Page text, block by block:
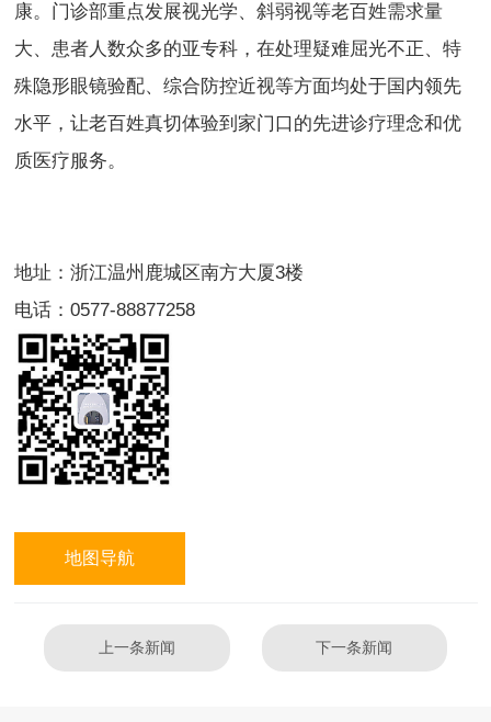
康。门诊部重点发展视光学、斜弱视等老百姓需求量
大、患者人数众多的亚专科，在处理疑难屈光不正、特
殊隐形眼镜验配、综合防控近视等方面均处于国内领先
水平，让老百姓真切体验到家门口的先进诊疗理念和优
质医疗服务。
地址：浙江温州鹿城区南方大厦3楼
电话：0577-88877258
地图导航
上一条新闻 下一条新闻